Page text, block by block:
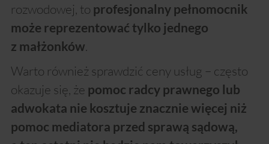
rozwodowej, to profesjonalny pełnomocnik
może reprezentować tylko jednego
z małżonków.
Warto również sprawdzić ceny usług – często
okazuje się, że pomoc radcy prawnego lub
adwokata nie kosztuje znacznie więcej niż
pomoc mediatora przed sprawą sądową,